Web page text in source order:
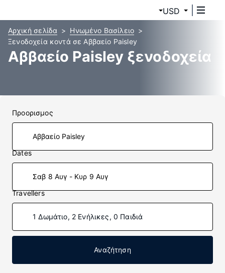
USD
Αρχική σελίδα
Ηνωμένο Βασίλειο
Ξενοδοχεία κοντά σε Αββαείο Paisley
Αββαείο Paisley ξενοδοχεία
Προορισμος
Dates
Σαβ 8 Αυγ - Κυρ 9 Αυγ
Travellers
1 Δωμάτιο, 2 Ενήλικες, 0 Παιδιά
Αναζήτηση